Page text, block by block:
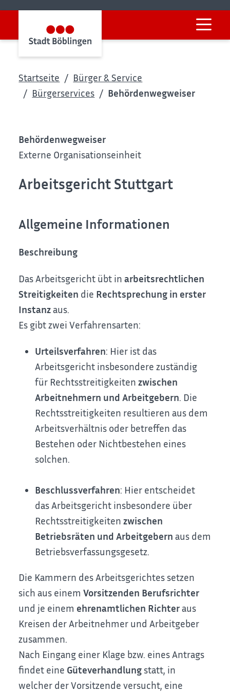
Startseite
Bürger & Service
Bürgerservices
Behördenwegweiser
Behördenwegweiser
Externe Organisationseinheit
Arbeitsgericht Stuttgart
Allgemeine Informationen
Beschreibung
Das Arbeitsgericht übt inarbeitsrechtlichen
Streitigkeiten die Rechtsprechung in erster
Instanzaus.
Es gibt zwei Verfahrensarten:
Urteilsverfahren: Hier ist das
Arbeitsgericht insbesondere zuständig
für Rechtsstreitigkeitenzwischen
Arbeitnehmern und Arbeitgebern. Die
Rechtsstreitigkeiten resultieren aus dem
Arbeitsverhältnis oder betreffen das
Bestehen oder Nichtbestehen eines
solchen.
Beschlussverfahren: Hier entscheidet
das Arbeitsgericht insbesondere über
Rechtsstreitigkeitenzwischen
Betriebsräten und Arbeitgebern aus dem
Betriebsverfassungsgesetz.
Die Kammern des Arbeitsgerichtes setzen
sich aus einemVorsitzenden Berufsrichter
und je einem ehrenamtlichen Richteraus
Kreisen der Arbeitnehmer und Arbeitgeber
zusammen.
Nach Eingang einer Klage bzw. eines Antrags
findet eine Güteverhandlung statt, in
welcher der Vorsitzende versucht, eine